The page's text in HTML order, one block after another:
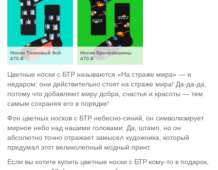
Носки Танковый бой
470 Р
Носки Бронемашины
470 Р
Цветные носки с БТР называются «На страже мира» — и
недаром: они действительно стоят на страже мира! Да-да-да,
потому что добавляют миру добра, счастья и красоты — тем
самым сохраняя его в порядке!
Фон цветных носков с БТР небесно-синий, он символизирует
мирное небо над нашими головами. Да, штамп, но он
абсолютно точно отражает замысел художника, который
придумал этот великолепный модный принт.
Если вы хотите купить цветные носки с БТР кому-то в подарок,